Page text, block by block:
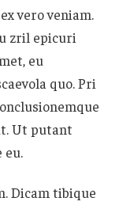
vero veniam.
zril epicuri
eu
quo. Pri
Ut putant
eu.
Dicam tibique